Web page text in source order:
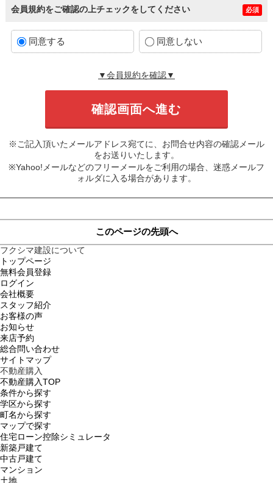
会員規約をご確認の上チェックをしてください 必須
同意する 同意しない
▼会員規約を確認▼
※ご記入頂いたメールアドレス宛てに、お問合せ内容の確認メール
をお送りいたします。
※Yahoo!メールなどのフリーメールをご利用の場合、迷惑メールフ
ォルダに入る場合があります。
このページの先頭へ
フクシマ建設について
トップページ
無料会員登録
ログイン
会社概要
スタッフ紹介
お客様の声
お知らせ
来店予約
総合問い合わせ
サイトマップ
不動産購入
不動産購入TOP
条件から探す
学区から探す
町名から探す
マップで探す
住宅ローン控除シミュレータ
新築戸建て
中古戸建て
マンション
土地